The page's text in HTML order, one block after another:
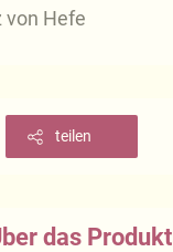
von Hefe
teilen
das Produkt